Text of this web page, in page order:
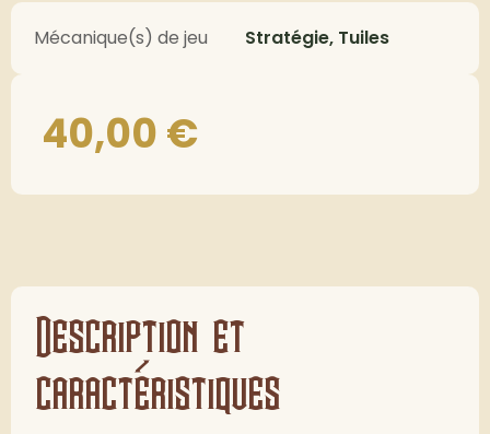
Mécanique(s) de jeu Stratégie, Tuiles
40,00€
Description et
caractéristiques